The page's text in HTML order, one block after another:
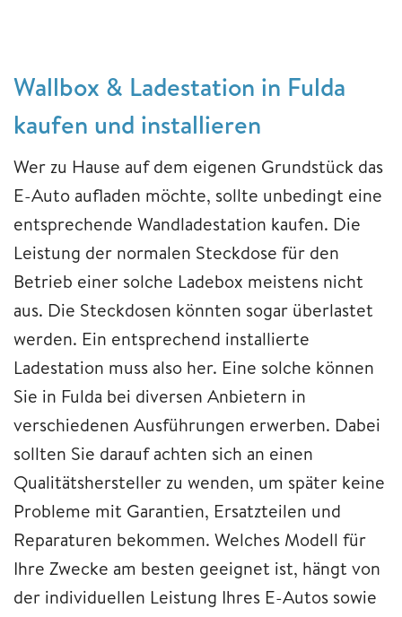
Wallbox & Ladestation in Fulda
kaufen und installieren
Wer zu Hause auf dem eigenen Grundstück das
E-Auto aufladen möchte, sollte unbedingt eine
entsprechende Wandladestation kaufen. Die
Leistung der normalen Steckdose für den
Betrieb einer solche Ladebox meistens nicht
aus. Die Steckdosen könnten sogar überlastet
werden. Ein entsprechend installierte
Ladestation muss also her. Eine solche können
Sie in Fulda bei diversen Anbietern in
verschiedenen Ausführungen erwerben. Dabei
sollten Sie darauf achten sich an einen
Qualitätshersteller zu wenden, um später keine
Probleme mit Garantien, Ersatzteilen und
Reparaturen bekommen. Welches Modell für
Ihre Zwecke am besten geeignet ist, hängt von
der individuellen Leistung Ihres E-Autos sowie